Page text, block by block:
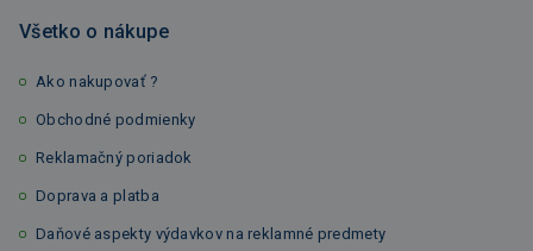
Všetko o nákupe
Ako nakupovať ?
Obchodné podmienky
Reklamačný poriadok
Doprava a platba
Daňové aspekty výdavkov na reklamné predmety